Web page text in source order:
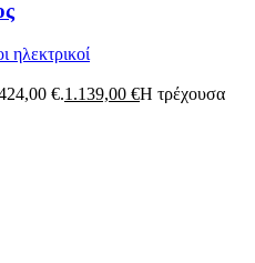
ηλεκτρικοί
€.1.139,00 €Η τρέχουσα